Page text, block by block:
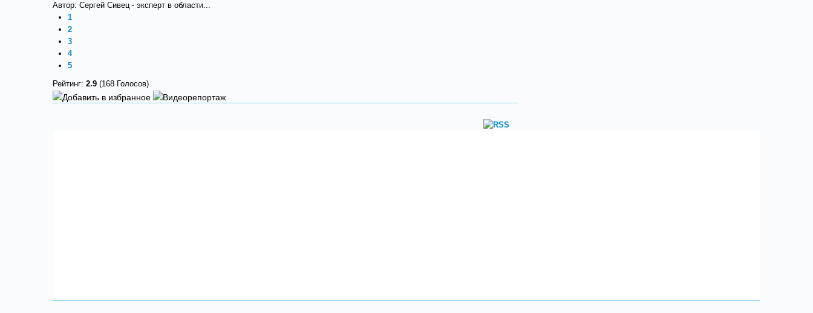
Автор: Сергей Сивец - эксперт в области...
1
2
3
4
5
Рейтинг: 2.9 (168 Голосов)